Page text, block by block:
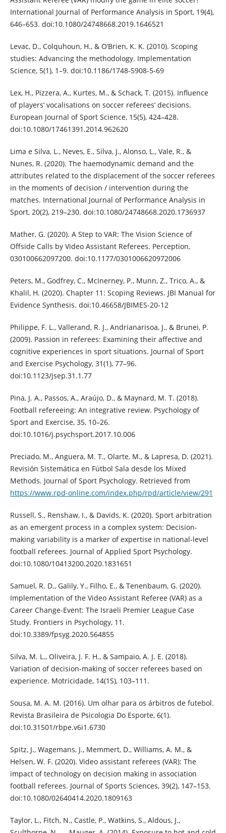
International Journal of Performance Analysis in Sport, 19(4),
646–653. doi:10.1080/24748668.2019.1646521
Levac, D., Colquhoun, H., & O’Brien, K. K. (2010). Scoping
studies: Advancing the methodology. Implementation
Science, 5(1), 1–9. doi:10.1186/1748-5908-5-69
Lex, H., Pizzera, A., Kurtes, M., & Schack, T. (2015). Influence
of players’ vocalisations on soccer referees’ decisions.
European Journal of Sport Science, 15(5), 424–428.
doi:10.1080/17461391.2014.962620
Lima e Silva, L., Neves, E., Silva, J., Alonso, L., Vale, R., &
Nunes, R. (2020). The haemodynamic demand and the
attributes related to the displacement of the soccer referees
in the moments of decision / intervention during the
matches. International Journal of Performance Analysis in
Sport, 20(2), 219–230. doi:10.1080/24748668.2020.1736937
Mather, G. (2020). A Step to VAR: The Vision Science of
Offside Calls by Video Assistant Referees. Perception,
030100662097200. doi:10.1177/0301006620972006
Peters, M., Godfrey, C., McInerney, P., Munn, Z., Trico, A., &
Khalil, H. (2020). Chapter 11: Scoping Reviews. JBI Manual for
Evidence Synthesis. doi:10.46658/JBIMES-20-12
Philippe, F. L., Vallerand, R. J., Andrianarisoa, J., & Brunei, P.
(2009). Passion in referees: Examining their affective and
cognitive experiences in sport situations. Journal of Sport
and Exercise Psychology, 31(1), 77–96.
doi:10.1123/jsep.31.1.77
Pina, J. A., Passos, A., Araújo, D., & Maynard, M. T. (2018).
Football refereeing: An integrative review. Psychology of
Sport and Exercise, 35, 10–26.
doi:10.1016/j.psychsport.2017.10.006
Preciado, M., Anguera, M. T., Olarte, M., & Lapresa, D. (2021).
Revisión Sistemática en Fútbol Sala desde los Mixed
Methods. Journal of Sport Psychology. Retrieved from
https://www.rpd-online.com/index.php/rpd/article/view/291
Russell, S., Renshaw, I., & Davids, K. (2020). Sport arbitration
as an emergent process in a complex system: Decision-
making variability is a marker of expertise in national-level
football referees. Journal of Applied Sport Psychology.
doi:10.1080/10413200.2020.1831651
Samuel, R. D., Galily, Y., Filho, E., & Tenenbaum, G. (2020).
Implementation of the Video Assistant Referee (VAR) as a
Career Change-Event: The Israeli Premier League Case
Study. Frontiers in Psychology, 11.
doi:10.3389/fpsyg.2020.564855
Silva, M. L., Oliveira, J. F. H., & Sampaio, A. J. E. (2018).
Variation of decision-making of soccer referees based on
experience. Motricidade, 14(1S), 103–111.
Sousa, M. A. M. (2016). Um olhar para os árbitros de futebol.
Revista Brasileira de Psicologia Do Esporte, 6(1).
doi:10.31501/rbpe.v6i1.6730
Spitz, J., Wagemans, J., Memmert, D., Williams, A. M., &
Helsen, W. F. (2020). Video assistant referees (VAR): The
impact of technology on decision making in association
football referees. Journal of Sports Sciences, 39(2), 147–153.
doi:10.1080/02640414.2020.1809163
Taylor, L., Fitch, N., Castle, P., Watkins, S., Aldous, J.,